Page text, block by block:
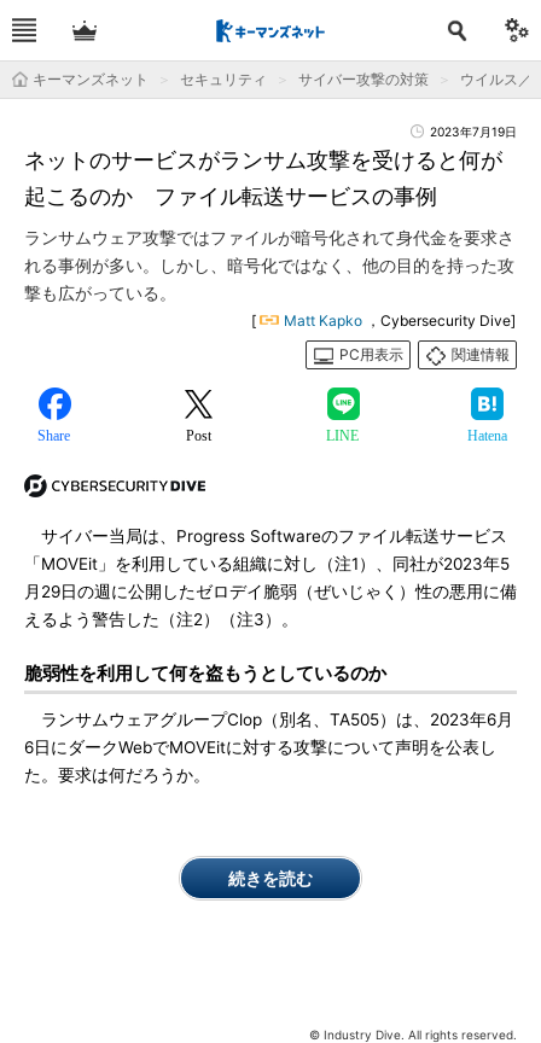
キーマンズネット セキュリティ サイバー攻撃の対策 ウイルス／
2023年7月19日
ネットのサービスがランサム攻撃を受けると何が
起こるのか ファイル転送サービスの事例
ランサムウェア攻撃ではファイルが暗号化されて身代金を要求さ
れる事例が多い。しかし、暗号化ではなく、他の目的を持った攻
撃も広がっている。
[ Matt Kapko ，Cybersecurity Dive]
PC用表示
関連情報
Share Post LINE Hatena
サイバー当局は、Progress Softwareのファイル転送サービス
「MOVEit」を利用している組織に対し（注1）、同社が2023年5
月29日の週に公開したゼロデイ脆弱（ぜいじゃく）性の悪用に備
えるよう警告した（注2）（注3）。
脆弱性を利用して何を盗もうとしているのか
ランサムウェアグループClop（別名、TA505）は、2023年6月
6日にダークWebでMOVEitに対する攻撃について声明を公表し
た。要求は何だろうか。
続きを読む
© Industry Dive. All rights reserved.